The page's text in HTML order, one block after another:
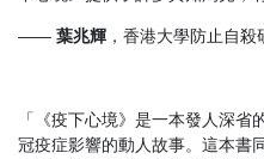
—— 葉兆輝 ，香港大學防止自
「《疫下心境》是一本發人深
冠疫症影響的動人故事。這本書